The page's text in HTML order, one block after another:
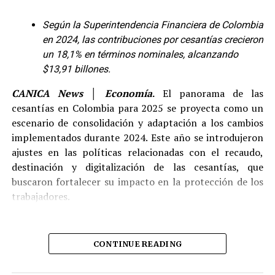
Fácil, rápido y seguro siguiendo estos simples
Ingrese accb.org.co
“Trámites y consultas”en la parte superior del
sitio web.
Seleccione la opción“Renovaciones” y haga clic
en“Ingresar”dentro de la sección“Ingresa y
renueva tu matrícula mercantil y ESAL”
Diligencie la información requerida
, incluyendo
datos de contacto comercial, notificación judicial,
Realice el pago con tarjeta de crédito, PSE, Nequi,
Daviplata o en los bancos autorizados.
Desde julio de 2024, la disminución de las tasas
hipotecarias facilitó el acceso a créditos, lo que
incentivó la demanda, especialmente en el sector VIS.
«Esto, sumado a la mejora en el empleo y la estabilidad
en la inflación, permitió que más colombianos tomaran
la decisión de comprar vivienda», explicóMauricio
Torres Romero, gerente de
Cambio en las preferencias: mayor
interés por casas
Según la Superintendencia Financiera de Colombia
en 2024, las contribuciones por cesantías crecieron
un 18,1% en términos nominales, alcanzando
$13,91 billones.
CANICA News │ Economía.El panorama de las
cesantías en Colombia para 2025 se proyecta como un
escenario de consolidación y adaptación a los cambios
implementados durante 2024. Este año se introdujeron
ajustes en las políticas relacionadas con el recaudo,
destinación y digitalización de las cesantías, que
buscaron fortalecer su impacto en la protección de los
trabajadores.
En un contexto económico marcado por la inflación y
los desafíos financieros globales, las cesantías cobran
CONTINUE READING